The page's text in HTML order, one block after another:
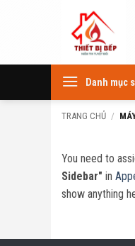
Danh mục
TRANG CHỦ /
You need to
Sidebar" in
show anything